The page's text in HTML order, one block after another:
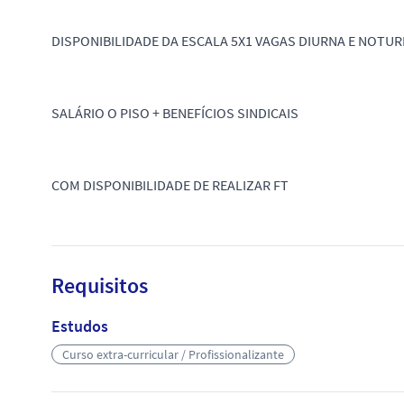
DISPONIBILIDADE DA ESCALA 5X1 VAGAS DIURNA E
SALÁRIO O PISO + BENEFÍCIOS SINDICAIS
COM DISPONIBILIDADE DE REALIZAR FT
Requisitos
Estudos
Curso extra-curricular / Profissionalizante